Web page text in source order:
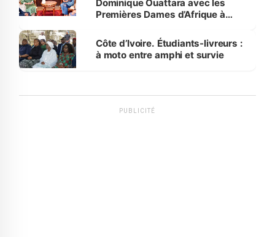
Dominique Ouattara avec les
Premières Dames d’Afrique à
Côte d’Ivoire. Étudiants-livreurs :
à moto entre amphi et survie
PUBLICITÉ